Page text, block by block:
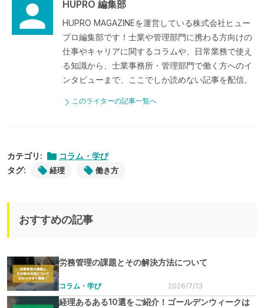
HUPRO 編集部
HUPRO MAGAZINEを運営している株式会社ヒュー
プロ編集部です！士業や管理部門に携わる方向けの
仕事やキャリアに関するコラムや、日常業務で使え
る知識から、士業事務所・管理部門で働く方へのイ
ンタビューまで、ここでしか読めない記事を配信。
このライターの記事一覧へ
カテゴリ:
コラム・学び
タグ:
経理 働き方
おすすめの記事
労務管理の課題とその解決方法について
コラム・学び 2026/7/13
経理あるある10選をご紹介！ゴールデンウィークは